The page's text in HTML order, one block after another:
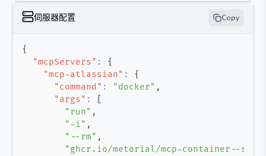
伺服器配置 Copy
{
"mcpServers" :
{
"mcp-atlassian" :
{
"command" : "docker" ,
"args" :
"run" ,
"-i" ,
"--rm" ,
"ghcr.io/metorial/mcp-container--